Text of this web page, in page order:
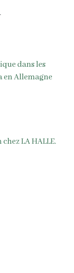
dans les
en Allemagne
LA HALLE.